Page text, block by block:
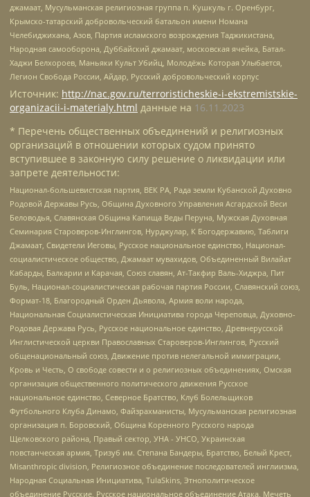
джамаат, Мусульманская религиозная группа п. Кушкуль г. Оренбург,
Крымско-татарский добровольческий батальон имени Номана
Челебиджихана, Азов, Партия исламского возрождения Таджикистана,
Народная самооборона, Дуббайский джамаат, московская ячейка, Батал-
Хаджи Белхороев, Маньяки Культ Убийц, Молодёжь Которая Улыбается,
Легион Свобода России, Айдар, Русский добровольческий корпус
Источник: http://nac.gov.ru/terroristicheskie-i-ekstremistskie-
organizacii-i-materialy.html данные на 16.11.2023
* Перечень общественных объединений и религиозных
организаций в отношении которых судом принято
вступившее в законную силу решение о ликвидации или
запрете деятельности:
Национал-большевистская партия, ВЕК РА, Рада земли Кубанской Духовно
Родовой Державы Русь, Община Духовного Управления Асгардской Веси
Беловодья, Славянская Община Капища Веды Перуна, Мужская Духовная
Семинария Староверов-Инглингов, Нурджулар, К Богодержавию, Таблиги
Джамаат, Свидетели Иеговы, Русское национальное единство, Национал-
социалистическое общество, Джамаат мувахидов, Объединенный Вилайат
Кабарды, Балкарии и Карачая, Союз славян, Ат-Такфир Валь-Хиджра, Пит
Буль, Национал-социалистическая рабочая партия России, Славянский союз,
Формат-18, Благородный Орден Дьявола, Армия воли народа,
Национальная Социалистическая Инициатива города Череповца, Духовно-
Родовая Держава Русь, Русское национальное единство, Древнерусской
Инглистической церкви Православных Староверов-Инглингов, Русский
общенациональный союз, Движение против нелегальной иммиграции,
Кровь и Честь, О свободе совести и о религиозных объединениях, Омская
организация общественного политического движения Русское
национальное единство, Северное Братство, Клуб Болельщиков
Футбольного Клуба Динамо, Файзрахманисты, Мусульманская религиозная
организация п. Боровский, Община Коренного Русского народа
Щелковского района, Правый сектор, УНА - УНСО, Украинская
повстанческая армия, Тризуб им. Степана Бандеры, Братство, Белый Крест,
Misanthropic division, Религиозное объединение последователей инглиизма,
Народная Социальная Инициатива, TulaSkins, Этнополитическое
объединение Русские, Русское национальное объединение Атака, Мечеть